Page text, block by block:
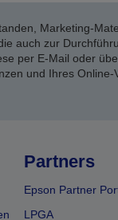
Marketing-
auch zur
per E-Mail oder
und Ihres Online-
Partners
Epson Partner
LPGA